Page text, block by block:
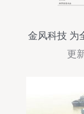
金风科技 为
更